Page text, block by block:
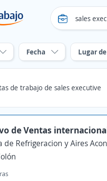
Fecha Lugar
de trabajo de sales executive
de Ventas
de Refrigeracion y Aires